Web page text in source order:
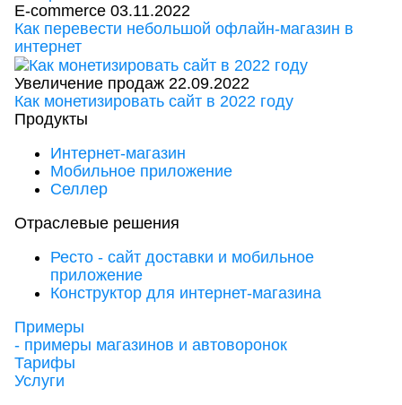
E-commerce 03.11.2022
Как перевести небольшой офлайн-магазин в
интернет
Увеличение продаж 22.09.2022
Как монетизировать сайт в 2022 году
Продукты
Интернет-магазин
Мобильное приложение
Селлер
Отраслевые решения
Ресто - сайт доставки и мобильное
приложение
Конструктор для интернет-магазина
Примеры
- примеры магазинов и автоворонок
Тарифы
Услуги